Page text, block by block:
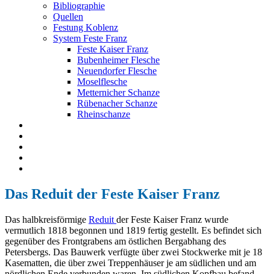
Bibliographie
Quellen
Festung Koblenz
System Feste Franz
Feste Kaiser Franz
Bubenheimer Flesche
Neuendorfer Flesche
Moselflesche
Metternicher Schanze
Rübenacher Schanze
Rheinschanze
Das Reduit der Feste Kaiser Franz
Das halbkreisförmige Reduit der Feste Kaiser Franz wurde
vermutlich 1818 begonnen und 1819 fertig gestellt. Es befindet sich
gegenüber des Frontgrabens am östlichen Bergabhang des
Petersbergs. Das Bauwerk verfügte über zwei Stockwerke mit je 18
Kasematten, die über zwei Treppenhäuser je am südlichen und am